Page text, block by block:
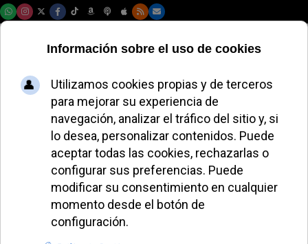
San Josemaría
Introduzca parte del título
Filtrar Limpiar
Cantidad a
El Prelado del Opus Dei visita Guatemala para
fortalecer la unidad sacerdotal
El obispo de Barbastro-Monzón sueña con
Torreciudad como faro evangelizador